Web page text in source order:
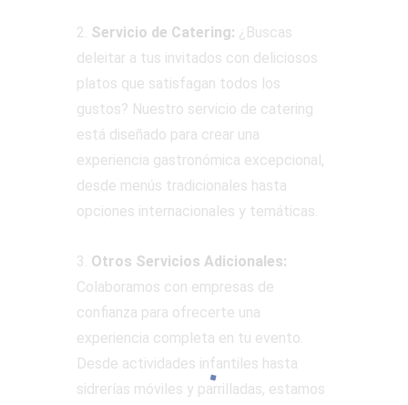
2. Servicio de Catering: ¿Buscas
deleitar a tus invitados con deliciosos
platos que satisfagan todos los
gustos? Nuestro servicio de catering
está diseñado para crear una
experiencia gastronómica excepcional,
desde menús tradicionales hasta
opciones internacionales y temáticas.
3. Otros Servicios Adicionales:
Colaboramos con empresas de
confianza para ofrecerte una
experiencia completa en tu evento.
Desde actividades infantiles hasta
sidrerías móviles y parrilladas, estamos